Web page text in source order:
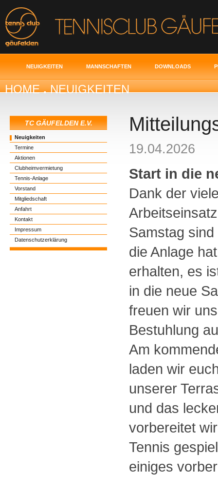
NEUIGKEITEN MANNSCHAFTEN DOWNLOADS
HOME.NEUIGKEITEN
TC GÄUFELDEN E.V.
Neuigkeiten
Termine
Aktionen
Clubheimvermietung
Tennis-Anlage
Vorstand
Mitgliedschaft
Anfahrt
Kontakt
Impressum
Datenschutzerklärung
19.04.2026
Start in die
Dank der
Samstag
die Anlage
erhalten, es
in die neue
freuen wir
Bestuhlung
Am
laden wir
unserer
und das
vorbereitet
Tennis
einiges